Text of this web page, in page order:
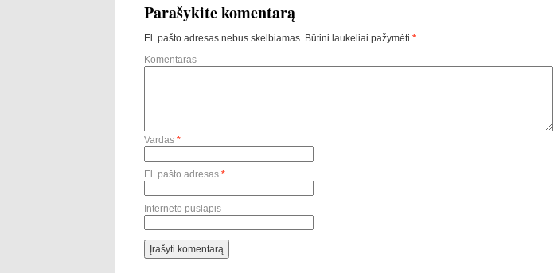
Parašykite komentarą
El. pašto adresas nebus skelbiamas. Būtini laukeliai pažymėti *
Komentaras
Vardas *
El. pašto adresas *
Interneto puslapis